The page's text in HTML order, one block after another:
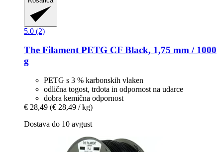
5.0 (2)
The FilamentPETG CF Black, 1,75 mm / 1000
g
PETG s 3 % karbonskih vlaken
odlična togost, trdota in odpornost na udarce
dobra kemična odpornost
€ 28,49 (€ 28,49 / kg)
Dostava do 10 avgust